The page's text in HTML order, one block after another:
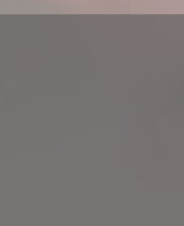
ravaleur professionnel et
peinture de façade. Il faut